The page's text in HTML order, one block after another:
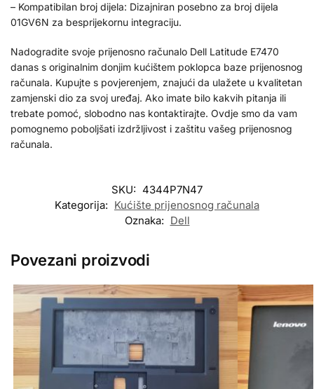
– Kompatibilan broj dijela: Dizajniran posebno za broj dijela
01GV6N za besprijekornu integraciju.
Nadogradite svoje prijenosno računalo Dell Latitude E7470
danas s originalnim donjim kućištem poklopca baze prijenosnog
računala. Kupujte s povjerenjem, znajući da ulažete u kvalitetan
zamjenski dio za svoj uređaj. Ako imate bilo kakvih pitanja ili
trebate pomoć, slobodno nas kontaktirajte. Ovdje smo da vam
pomognemo poboljšati izdržljivost i zaštitu vašeg prijenosnog
računala.
SKU: 4344P7N47
Kategorija: Kućište prijenosnog računala
Oznaka: Dell
Povezani proizvodi